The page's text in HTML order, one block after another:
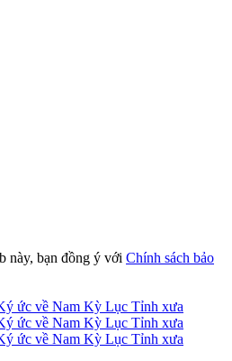
này, bạn đồng ý với Chính sách bảo